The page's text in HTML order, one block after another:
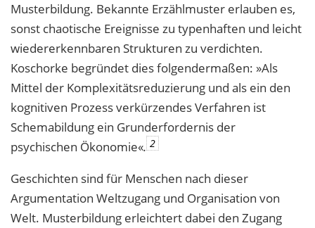
Musterbildung. Bekannte Erzählmuster erlauben es,
sonst chaotische Ereignisse zu typenhaften und leicht
wiedererkennbaren Strukturen zu verdichten.
Koschorke begründet dies folgendermaßen: »Als
Mittel der Komplexitätsreduzierung und als ein den
kognitiven Prozess verkürzendes Verfahren ist
Schemabildung ein Grunderfordernis der
psychischen Ökonomie«. 2
Geschichten sind für Menschen nach dieser
Argumentation Weltzugang und Organisation von
Welt. Musterbildung erleichtert dabei den Zugang